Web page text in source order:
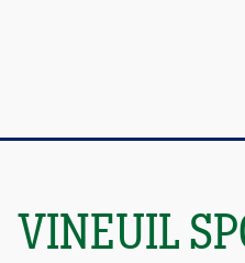
VINEUIL